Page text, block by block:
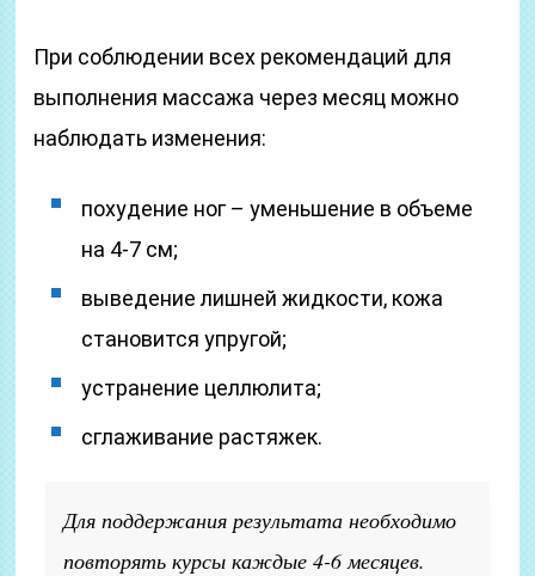
При соблюдении всех рекомендаций для
выполнения массажа через месяц можно
наблюдать изменения:
похудение ног – уменьшение в объеме
на 4-7 см;
выведение лишней жидкости, кожа
становится упругой;
устранение целлюлита;
сглаживание растяжек.
Для поддержания результата необходимо
повторять курсы каждые 4-6 месяцев.